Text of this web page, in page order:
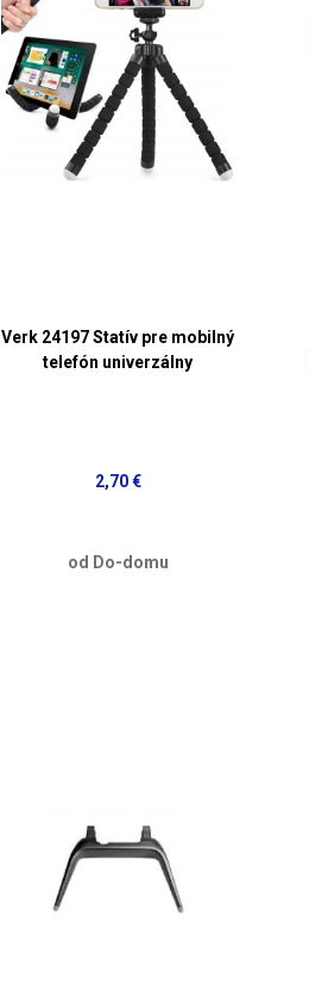
Verk 24197 Statív pre mobilný
telefón univerzálny
2,70 €
od Do-domu